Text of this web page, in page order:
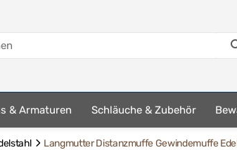
& Armaturen Schläuche & Zubehör
Langmutter Distanzmuffe Gewindemuffe